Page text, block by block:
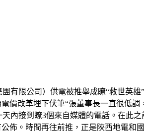
限公司）供電被推舉成瞭“救世英雄
價改革埋下伏筆“張董事長一直很低
內接到瞭3個來自媒體的電話。在此
佈。時間再往前推，正是陜西地電和